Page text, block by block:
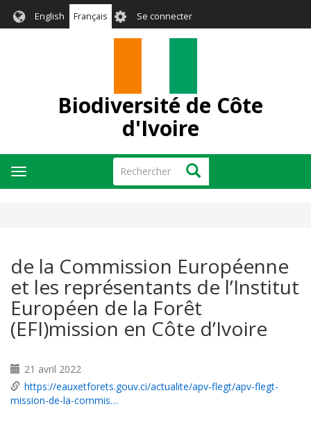
English Français User
account
Se connecter
Biodiversité de Côte
d'Ivoire
Rechercher Rechercher
Toggle
navigation
de la Commission Européenne
et les représentants de l’Institut
Européen de la Forêt
(EFI)mission en Côte d’Ivoire
21 avril 2022
https://eauxetforets.gouv.ci/actualite/apv-flegt/apv-flegt-
mission-de-la-commis…